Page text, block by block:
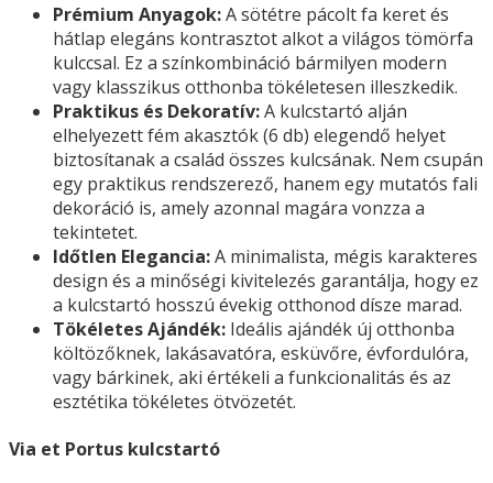
Prémium Anyagok:A sötétre pácolt fa keret és
hátlap elegáns kontrasztot alkot a világos tömörfa
kulccsal. Ez a színkombináció bármilyen modern
vagy klasszikus otthonba tökéletesen illeszkedik.
Praktikus és Dekoratív:A kulcstartó alján
elhelyezett fém akasztók (6 db) elegendő helyet
biztosítanak a család összes kulcsának. Nem csupán
egy praktikus rendszerező, hanem egy mutatós fali
dekoráció is, amely azonnal magára vonzza a
tekintetet.
Időtlen Elegancia:A minimalista, mégis karakteres
design és a minőségi kivitelezés garantálja, hogy ez
a kulcstartó hosszú évekig otthonod dísze marad.
Tökéletes Ajándék: Ideális ajándék új otthonba
költözőknek, lakásavatóra, esküvőre, évfordulóra,
vagy bárkinek, aki értékeli a funkcionalitás és az
esztétika tökéletes ötvözetét.
Via et Portus kulcstartó